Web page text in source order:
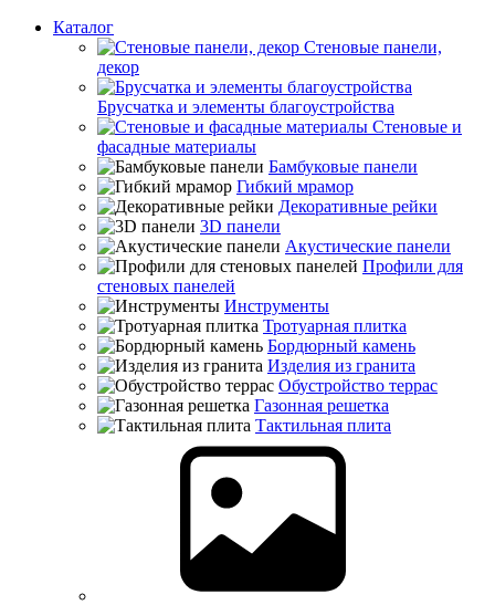
Каталог
Стеновые панели,
декор
Брусчатка и элементы благоустройства
Стеновые и
фасадные материалы
Бамбуковые панели
Гибкий мрамор
Декоративные рейки
3D панели
Акустические панели
Профили для
стеновых панелей
Инструменты
Тротуарная плитка
Бордюрный камень
Изделия из гранита
Обустройство террас
Газонная решетка
Тактильная плита